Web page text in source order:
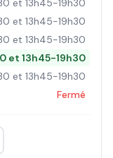
et 13h45-19h30
et 13h45-19h30
et 13h45-19h30
et 13h45-19h30
et 13h45-19h30
Fermé